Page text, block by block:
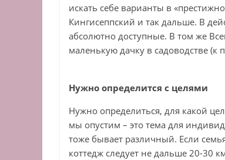
искать себе варианты в
Кингисеппский и так дальше. В
абсолютно доступные. В том же
маленькую дачку в садоводстве (к
Нужно определится с целями
Нужно определиться, для какой
мы опустим – это тема для
тоже бывает различный. Если
коттедж следует не дальше 20-30